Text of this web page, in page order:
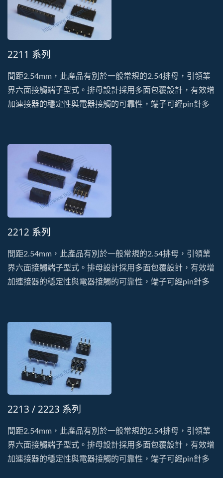
2211 系列
間距2.54mm，此產品有別於一般常規的2.54排母，引領業
界六面接觸端子型式。排母設計採用多面包覆設計，有效增
加連接器的穩定性與電器接觸的可靠性，端子可經pin針多
2212 系列
間距2.54mm，此產品有別於一般常規的2.54排母，引領業
界六面接觸端子型式。排母設計採用多面包覆設計，有效增
加連接器的穩定性與電器接觸的可靠性，端子可經pin針多
2213 / 2223 系列
間距2.54mm，此產品有別於一般常規的2.54排母，引領業
界六面接觸端子型式。排母設計採用多面包覆設計，有效增
加連接器的穩定性與電器接觸的可靠性，端子可經pin針多